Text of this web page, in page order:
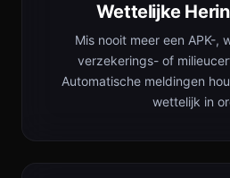
Wettelijke
Mis nooit meer een APK-,
verzekerings- of
Automatische meldingen
wettelijk in